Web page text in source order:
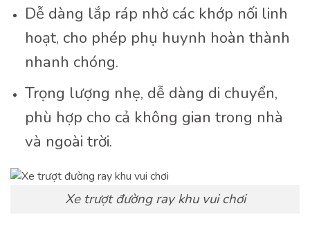
Dễ dàng lắp ráp nhờ các khớp nối linh
hoạt, cho phép phụ huynh hoàn thành
nhanh chóng.
Trọng lượng nhẹ, dễ dàng di chuyển,
phù hợp cho cả không gian trong nhà
và ngoài trời.
Xe trượt đường ray khu vui chơi